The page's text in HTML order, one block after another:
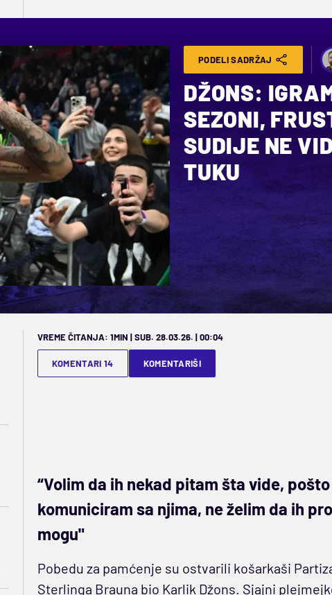
PODELI SADRŽAJ
DŽONS:
SEZONI,
SUDIJE NE
TUKU
VREME ČITANJA: 1MIN | SUB. 28.03.26. | 00:04
KOMENTARI 14 KOMENTARIŠI
“Volim da ih nekad pitam šta vide,
komuniciram sa njima, ne želim da ih
mogu"
Pobedu za pamćenje su ostvarili košarkaši
Sterlinga Brauna bio Karlik Džons. Sjajni